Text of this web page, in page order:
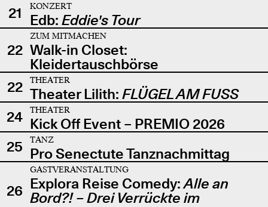
21
KONZERT
Edb: Eddie's Tour
22
ZUM MITMACHEN
Walk-in Closet:
Kleidertauschbörse
22
THEATER
Theater Lilith: FLÜGEL AM FUSS
24
THEATER
Kick Off Event – PREMIO 2026
25
TANZ
Pro Senectute Tanznachmittag
26
GASTVERANSTALTUNG
Explora Reise Comedy:Alle an
Bord?! – Drei Verrückte im